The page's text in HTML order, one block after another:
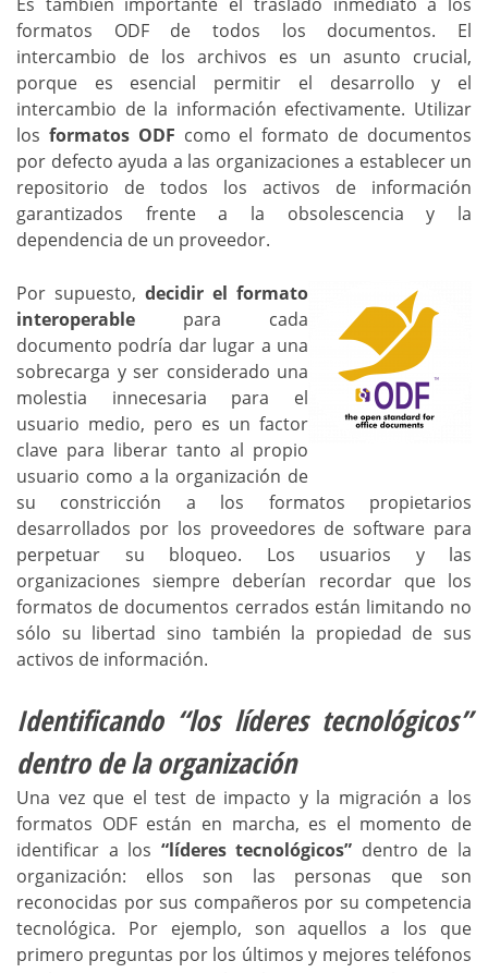
formatos ODF de todos los documentos. El
intercambio de los archivos es un asunto crucial,
porque es esencial permitir el desarrollo y el
intercambio de la información efectivamente. Utilizar
los formatos ODF como el formato de documentos
por defecto ayuda a las organizaciones a establecer un
repositorio de todos los activos de información
garantizados frente a la obsolescencia y la
dependencia de un proveedor.
Por supuesto, decidir el formato
interoperable para cada
documento podría dar lugar a una
sobrecarga y ser considerado una
molestia innecesaria para el
usuario medio, pero es un factor
clave para liberar tanto al propio
usuario como a la organización de
su constricción a los formatos propietarios
desarrollados por los proveedores de software para
perpetuar su bloqueo. Los usuarios y las
organizaciones siempre deberían recordar que los
formatos de documentos cerrados están limitando no
sólo su libertad sino también la propiedad de sus
activos de información.
Identificando “los líderes tecnológicos”
dentro de la organización
Una vez que el test de impacto y la migración a los
formatos ODF están en marcha, es el momento de
identificar a los “líderes tecnológicos” dentro de la
organización: ellos son las personas que son
reconocidas por sus compañeros por su competencia
tecnológica. Por ejemplo, son aquellos a los que
primero preguntas por los últimos y mejores teléfonos